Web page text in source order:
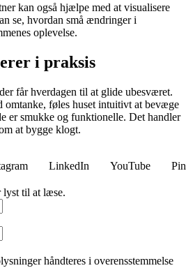
kan også hjælpe med at visualisere
se, hvordan små ændringer i
oplevelse.
i praksis
får hverdagen til at glide ubesværet.
omtanke, føles huset intuitivt at bevæge
er smukke og funktionelle. Det handler
at bygge klogt.
LinkedIn YouTube
lyst til at læse.
håndteres i overensstemmelse